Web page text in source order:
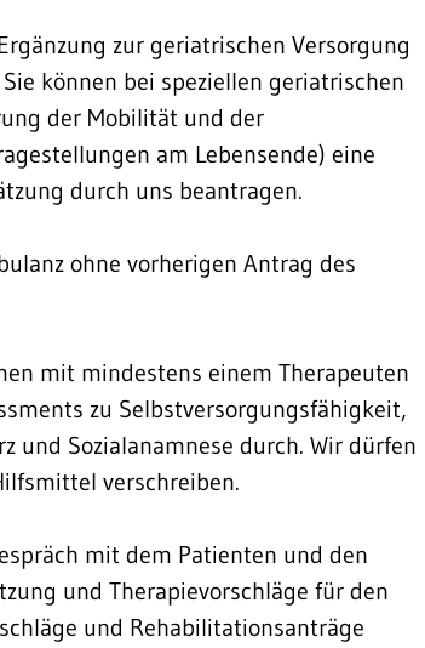
zur geriatrischen Versorgung
können bei speziellen geriatrischen
der Mobilität und der
am Lebensende) eine
durch uns beantragen.
ohne vorherigen Antrag des
mit mindestens einem Therapeuten
zu Selbstversorgungsfähigkeit,
und Sozialanamnese durch. Wir dürfen
verschreiben.
mit dem Patienten und den
und Therapievorschläge für den
und Rehabilitationsanträge